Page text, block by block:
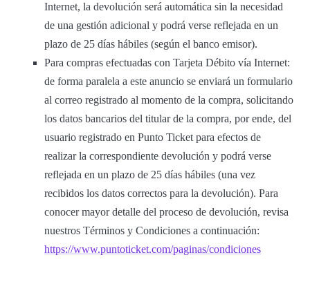
Internet, la devolución será automática sin la necesidad
de una gestión adicional y podrá verse reflejada en un
plazo de 25 días hábiles (según el banco emisor).
Para compras efectuadas con Tarjeta Débito vía Internet:
de forma paralela a este anuncio se enviará un formulario
al correo registrado al momento de la compra, solicitando
los datos bancarios del titular de la compra, por ende, del
usuario registrado en Punto Ticket para efectos de
realizar la correspondiente devolución y podrá verse
reflejada en un plazo de 25 días hábiles (una vez
recibidos los datos correctos para la devolución). Para
conocer mayor detalle del proceso de devolución, revisa
nuestros Términos y Condiciones a continuación:
https://www.puntoticket.com/paginas/condiciones